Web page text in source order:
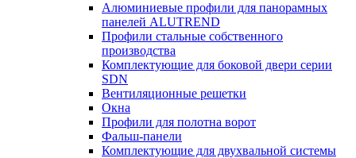
Алюминиевые профили для панорамных
панелей ALUTREND
Профили стальные собственного
производства
Комплектующие для боковой двери серии
SDN
Вентиляционные решетки
Окна
Профили для полотна ворот
Фальш-панели
Комплектующие для двухвальной системы